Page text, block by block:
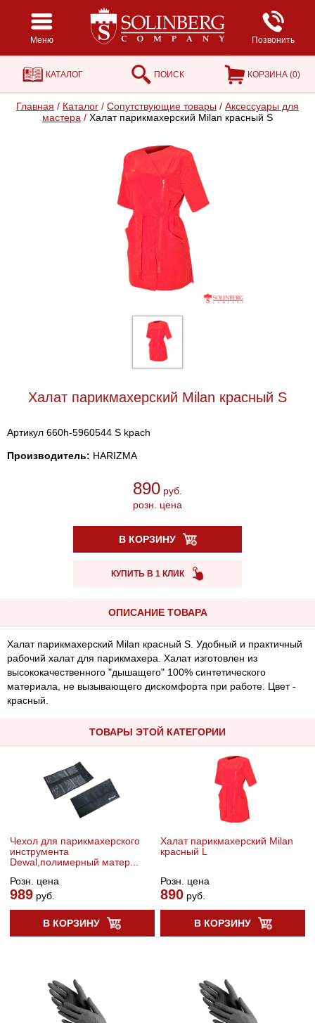
Меню Позвонить
КАТАЛОГ ПОИСК КОРЗИНА (0)
Главная / Каталог / Сопутствующие товары / Аксессуары для
мастера / Халат парикмахерский Milan красный S
Халат парикмахерский Milan красный S
Артикул 660h-5960544 S kpach
Производитель: HARIZMA
890 руб.
розн. цена
В КОРЗИНУ
КУПИТЬ В 1 КЛИК
ОПИСАНИЕ ТОВАРА
Халат парикмахерский Milan красный S. Удобный и практичный
рабочий халат для парикмахера. Халат изготовлен из
высококачественного "дышащего" 100% синтетического
материала, не вызывающего дискомфорта при работе. Цвет -
красный.
ТОВАРЫ ЭТОЙ КАТЕГОРИИ
Чехол для парикмахерского
инструмента
Dewal,полимерный матер...
Розн. цена
989руб.
В КОРЗИНУ
Халат парикмахерский Milan
красный L
Розн. цена
890 руб.
В КОРЗИНУ